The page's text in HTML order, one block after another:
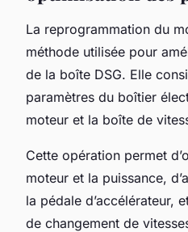
La reprogrammation du
méthode utilisée pour
de la boîte DSG. Elle
paramètres du boîtier
moteur et la boîte de
Cette opération permet
moteur et la puissance,
la pédale d’accélérateur,
de changement de